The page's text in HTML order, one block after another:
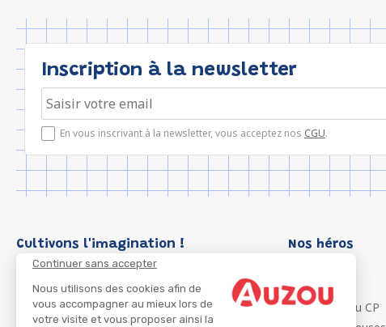
Continuer sans accepter
Nous utilisons des cookies afin de
vous accompagner au mieux lors de
votre visite et vous proposer ainsi la
Inscription à la newsletter
En vous inscrivant à la newsletter, vous acceptez nos CGU.
Cultivons l'imagination ! Nos héros
P'tit Loup
Les Héros du CP